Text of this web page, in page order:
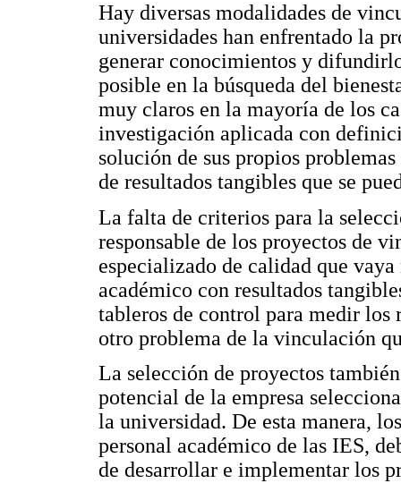
Hay diversas modalidades de
universidades han enfrentado la
generar conocimientos y
posible en la búsqueda del
muy claros en la mayoría de los
investigación aplicada con
solución de sus propios
de resultados tangibles que se
La falta de criterios para la
responsable de los proyectos de
especializado de calidad que
académico con resultados
tableros de control para medir los
otro problema de la vinculación
La selección de proyectos
potencial de la empresa
la universidad. De esta manera,
personal académico de las IES,
de desarrollar e implementar los